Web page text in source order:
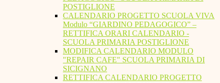
POSTIGLIONE
CALENDARIO PROGETTO SCUOLA VIVA
Modulo “GIARDINO PEDAGOGICO” –
RETTIFICA ORARI CALENDARIO -
SCUOLA PRIMARIA POSTIGLIONE
MODIFICA CALENDARIO MODULO
"REPAIR CAFE" SCUOLA PRIMARIA DI
SICIGNANO
RETTIFICA CALENDARIO PROGETTO